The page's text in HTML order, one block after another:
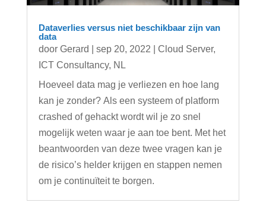
Dataverlies versus niet beschikbaar zijn van
data
door Gerard sep 20, 2022 Cloud Server,
ICT Consultancy, NL
Hoeveel data mag je verliezen en hoe lang
kan je zonder? Als een systeem of platform
crashed of gehackt wordt wil je zo snel
mogelijk weten waar je aan toe bent. Met het
beantwoorden van deze twee vragen kan je
de risico’s helder krijgen en stappen nemen
om je continuïteit te borgen.